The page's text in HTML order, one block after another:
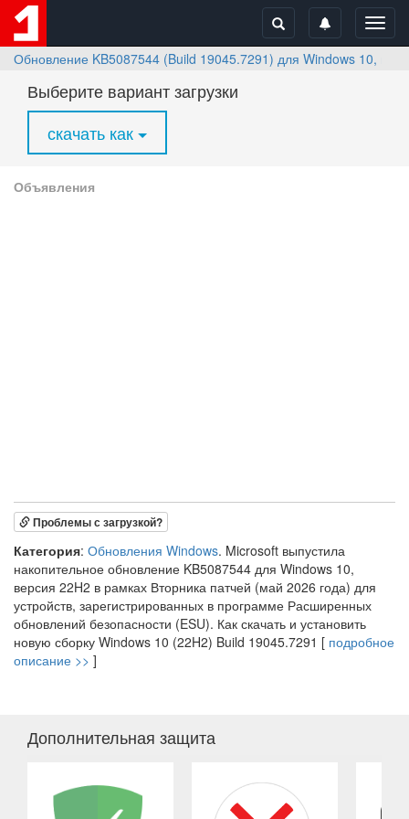
Обновление KB5087544 (Build 19045.7291) для Windows 10,
Выберите вариант загрузки
скачать как
Объявления
Проблемы с загрузкой?
Категория: Обновления Windows. Microsoft выпустила
накопительное обновление KB5087544 для Windows 10,
версия 22H2 в рамках Вторника патчей (май 2026 года) для
устройств, зарегистрированных в программе Расширенных
обновлений безопасности (ESU). Как скачать и установить
новую сборку Windows 10 (22H2) Build 19045.7291 [ подробное
описание >> ]
Дополнительная защита